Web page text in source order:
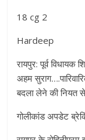
18 cg 2
Hardeep
रायपुर: पूर्व विधायक
अहम
बदला लेने की नियत
गोलीकांड अपडेट